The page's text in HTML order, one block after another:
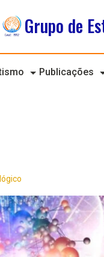
Grupo de
Publicações